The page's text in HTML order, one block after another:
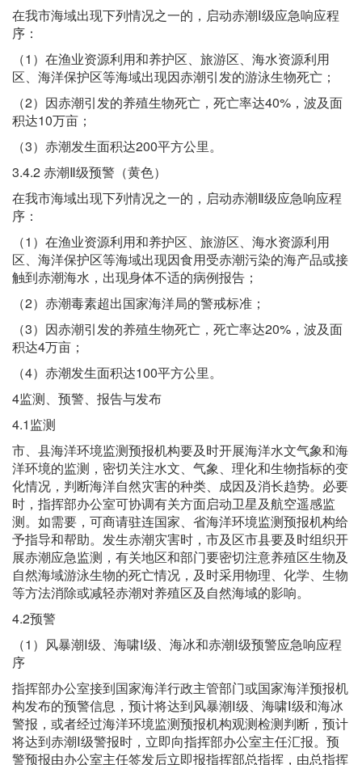
在我市海域出现下列情况之一的，启动赤潮Ⅰ级应急响应程
序：
（1）在渔业资源利用和养护区、旅游区、海水资源利用
区、海洋保护区等海域出现因赤潮引发的游泳生物死亡；
（2）因赤潮引发的养殖生物死亡，死亡率达40%，波及面
积达10万亩；
（3）赤潮发生面积达200平方公里。
3.4.2 赤潮Ⅱ级预警（黄色）
在我市海域出现下列情况之一的，启动赤潮Ⅱ级应急响应程
序：
（1）在渔业资源利用和养护区、旅游区、海水资源利用
区、海洋保护区等海域出现因食用受赤潮污染的海产品或接
触到赤潮海水，出现身体不适的病例报告；
（2）赤潮毒素超出国家海洋局的警戒标准；
（3）因赤潮引发的养殖生物死亡，死亡率达20%，波及面
积达4万亩；
（4）赤潮发生面积达100平方公里。
4监测、预警、报告与发布
4.1监测
市、县海洋环境监测预报机构要及时开展海洋水文气象和海
洋环境的监测，密切关注水文、气象、理化和生物指标的变
化情况，判断海洋自然灾害的种类、成因及消长趋势。必要
时，指挥部办公室可协调有关方面启动卫星及航空遥感监
测。如需要，可商请驻连国家、省海洋环境监测预报机构给
予指导和帮助。发生赤潮灾害时，市及区市县要及时组织开
展赤潮应急监测，有关地区和部门要密切注意养殖区生物及
自然海域游泳生物的死亡情况，及时采用物理、化学、生物
等方法消除或减轻赤潮对养殖区及自然海域的影响。
4.2预警
（1）风暴潮Ⅰ级、海啸Ⅰ级、海冰和赤潮Ⅰ级预警应急响应程
序
指挥部办公室接到国家海洋行政主管部门或国家海洋预报机
构发布的预警信息，预计将达到风暴潮Ⅰ级、海啸Ⅰ级和海冰
警报，或者经过海洋环境监测预报机构观测检测判断，预计
将达到赤潮Ⅰ级警报时，立即向指挥部办公室主任汇报。预
警预报由办公室主任签发后立即报指挥部总指挥，由总指挥